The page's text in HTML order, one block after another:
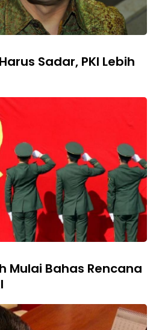
Sadar, PKI Lebih
Mulai Bahas Rencana